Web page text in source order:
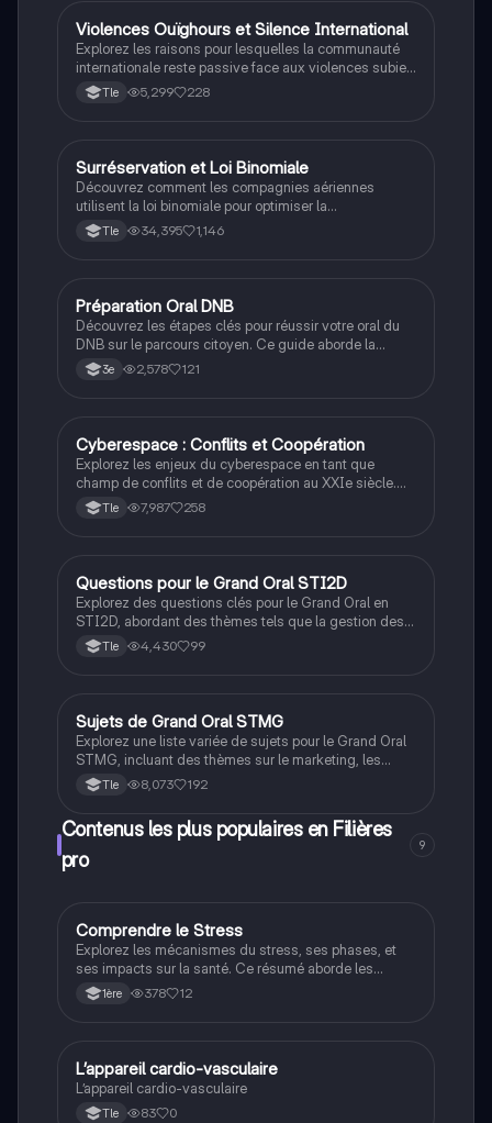
Grand oral
Violences Ouïghours et Silence International
Explorez les raisons pour lesquelles la communauté
internationale reste passive face aux violences subies
par le peuple ouïghour. Ce document aborde les
enjeux économiques et géopolitiques, ainsi que le rôle
humains et la politique internationale.
Tle 5,299 228
Grand oral
Surréservation et Loi Binomiale
Découvrez comment les compagnies aériennes
utilisent la loi binomiale pour optimiser la
surréservation. Ce document explique les principes
de la loi binomiale, son application dans le calcul des
compagnies. Type : résumé explicatif.
Tle 34,395 1,146
Méthodo
Préparation Oral DNB
Découvrez les étapes clés pour réussir votre oral du
DNB sur le parcours citoyen. Ce guide aborde la
préparation, la présentation, et l'analyse de votre
implication personnelle. Apprenez à structurer votre
pour les collégiens se préparant à l'épreuve du DNB.
3e 2,578 121
Grand oral
Cyberespace : Conflits et Coopération
Explorez les enjeux du cyberespace en tant que
champ de conflits et de coopération au XXIe siècle.
Cette analyse approfondie aborde les cyberattaques,
la cyberguerre, et l'importance croissante de la
document met en lumière les dynamiques
géopolitiques et les défis de la cybersécurité. Type :
présentation.
Tle 7,987 258
STI2D
Questions pour le Grand Oral STI2D
Explorez des questions clés pour le Grand Oral en
STI2D, abordant des thèmes tels que la gestion des
données, l'impact environnemental des technologies,
et l'importance de l'accessibilité dans la conception.
développement durable et les pratiques
professionnelles. Type : exemple de sujet.
Tle 4,430 99
Grand oral
Sujets de Grand Oral STMG
Explorez une liste variée de sujets pour le Grand Oral
STMG, incluant des thèmes sur le marketing, les
ressources humaines, le droit, et l'économie.
Découvrez comment la communication, l'e-
commerce, et les transformations numériques
influencent les entreprises. Idéal pour les étudiants
cherchant à personnaliser leur sujet ou à s'inspirer
pour leur présentation.
Tle 8,073 192
Contenus les plus populaires en Filières
pro
9
Filières pro
Comprendre le Stress
Explorez les mécanismes du stress, ses phases, et
ses impacts sur la santé. Ce résumé aborde les
facteurs de stress, les hormones impliquées, et des
solutions pour le gérer, comme la méditation et
effets.
1ère 378 12
Filières pro
L’appareil cardio-vasculaire
L’appareil cardio-vasculaire
Tle 83 0